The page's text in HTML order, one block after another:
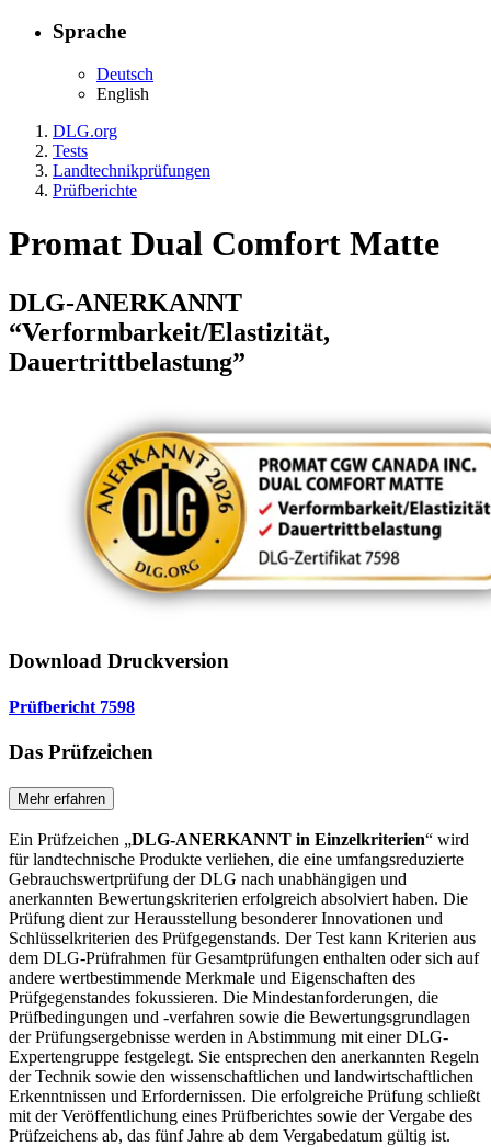
Sprache
Deutsch
English
DLG.org
Tests
Landtechnikprüfungen
Prüfberichte
Promat Dual Comfort Matte
DLG-ANERKANNT
“Verformbarkeit/Elastizität,
Dauertrittbelastung”
Download Druckversion
Prüfbericht 7598
Das Prüfzeichen
Mehr erfahren
Ein Prüfzeichen „DLG-ANERKANNT in Einzelkriterien“ wird
für landtechnische Produkte verliehen, die eine umfangsreduzierte
Gebrauchswertprüfung der DLG nach unabhängigen und
anerkannten Bewertungskriterien erfolgreich absolviert haben. Die
Prüfung dient zur Herausstellung besonderer Innovationen und
Schlüsselkriterien des Prüfgegenstands. Der Test kann Kriterien aus
dem DLG-Prüfrahmen für Gesamtprüfungen enthalten oder sich auf
andere wertbestimmende Merkmale und Eigenschaften des
Prüfgegenstandes fokussieren. Die Mindestanforderungen, die
Prüfbedingungen und -verfahren sowie die Bewertungsgrundlagen
der Prüfungsergebnisse werden in Abstimmung mit einer DLG-
Expertengruppe festgelegt. Sie entsprechen den anerkannten Regeln
der Technik sowie den wissenschaftlichen und landwirtschaftlichen
Erkenntnissen und Erfordernissen. Die erfolgreiche Prüfung schließt
mit der Veröffentlichung eines Prüfberichtes sowie der Vergabe des
Prüfzeichens ab, das fünf Jahre ab dem Vergabedatum gültig ist.